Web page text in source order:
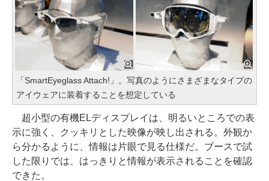
「SmartEyeglass Attach!」。写真のようにさまざまなタイプの
アイウェアに装着することを想定している
超小型の有機ELディスプレイは、明るいところでの表
示に強く、クッキリとした映像が映し出される。外観か
ら分かるように、情報は片眼で見る仕様だ。ブースで試
した限りでは、はっきりと情報が表示されることを確認
できた。